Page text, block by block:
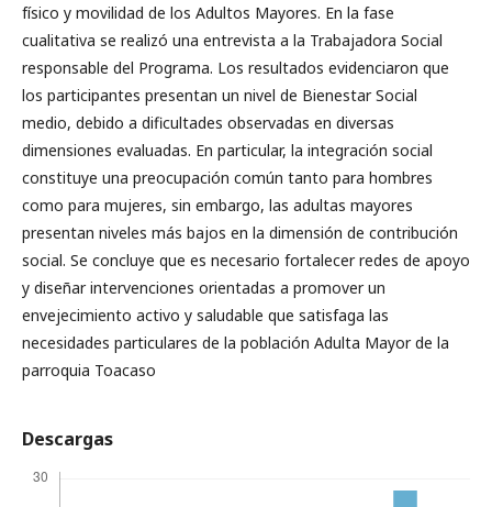
físico y movilidad de los Adultos Mayores. En la fase
cualitativa se realizó una entrevista a la Trabajadora Social
responsable del Programa. Los resultados evidenciaron que
los participantes presentan un nivel de Bienestar Social
medio, debido a dificultades observadas en diversas
dimensiones evaluadas. En particular, la integración social
constituye una preocupación común tanto para hombres
como para mujeres, sin embargo, las adultas mayores
presentan niveles más bajos en la dimensión de contribución
social. Se concluye que es necesario fortalecer redes de apoyo
y diseñar intervenciones orientadas a promover un
envejecimiento activo y saludable que satisfaga las
necesidades particulares de la población Adulta Mayor de la
parroquia Toacaso
Descargas